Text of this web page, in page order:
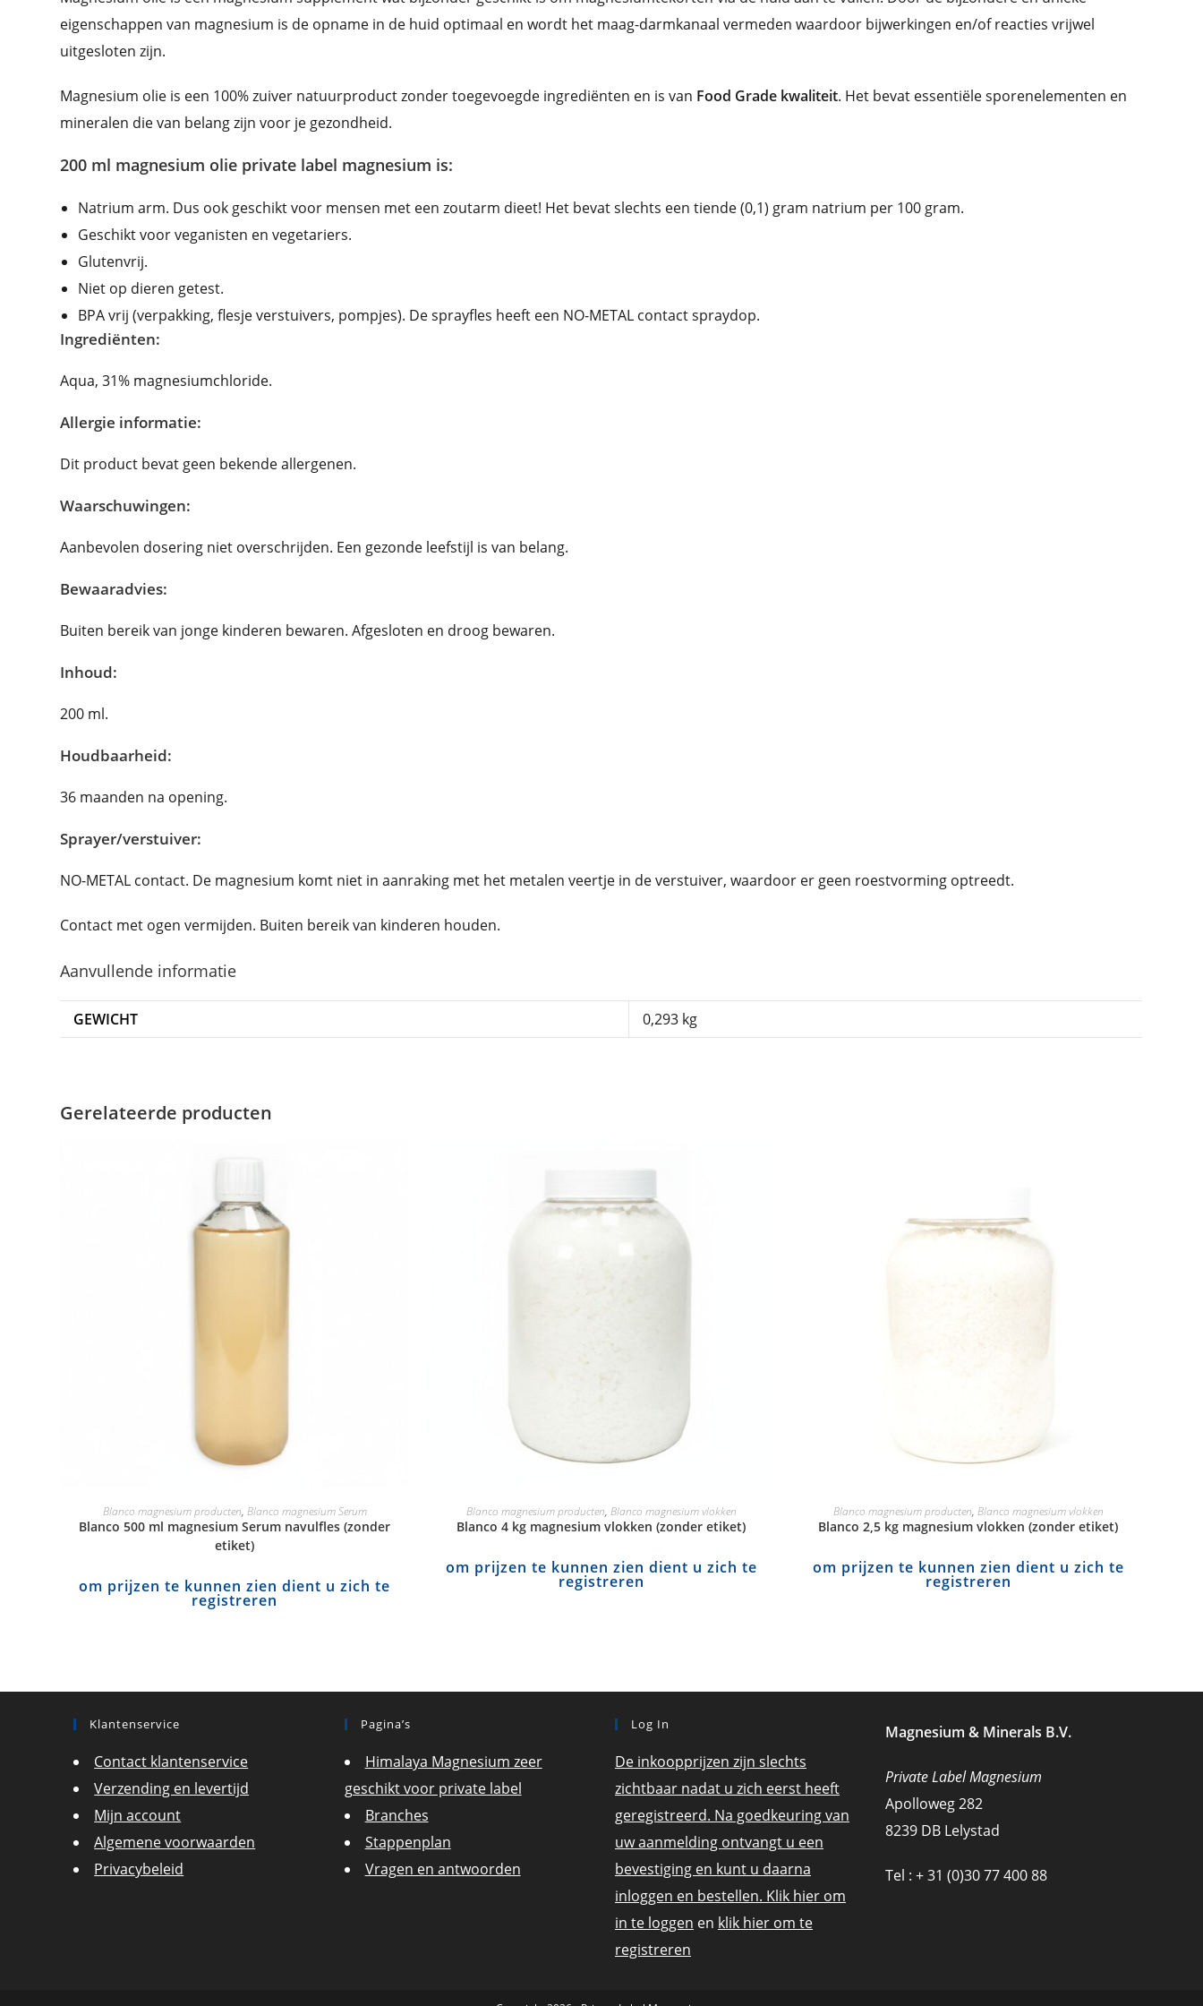
eigenschappen van magnesium is de opname in de huid optimaal en wordt het maag-darmkanaal vermeden waardoor bijwerkingen en/of reacties vrijwel
uitgesloten zijn.
Magnesium olie is een 100% zuiver natuurproduct zonder toegevoegde ingrediënten en is van Food Grade kwaliteit. Het bevat essentiële sporenelementen en
mineralen die van belang zijn voor je gezondheid.
200 ml magnesium olie private label magnesium is:
Natrium arm. Dus ook geschikt voor mensen met een zoutarm dieet! Het bevat slechts een tiende (0,1) gram natrium per 100 gram.
Geschikt voor veganisten en vegetariers.
Glutenvrij.
Niet op dieren getest.
BPA vrij (verpakking, flesje verstuivers, pompjes). De sprayfles heeft een NO-METAL contact spraydop.
Ingrediënten:
Aqua, 31% magnesiumchloride.
Allergie informatie:
Dit product bevat geen bekende allergenen.
Waarschuwingen:
Aanbevolen dosering niet overschrijden. Een gezonde leefstijl is van belang.
Bewaaradvies:
Buiten bereik van jonge kinderen bewaren. Afgesloten en droog bewaren.
Inhoud:
200 ml.
Houdbaarheid:
36 maanden na opening.
Sprayer/verstuiver:
NO-METAL contact. De magnesium komt niet in aanraking met het metalen veertje in de verstuiver, waardoor er geen roestvorming optreedt.
Contact met ogen vermijden. Buiten bereik van kinderen houden.
Aanvullende informatie
GEWICHT 0,293 kg
Gerelateerde producten
Blanco magnesium producten, Blanco magnesium Serum
Blanco 500 ml magnesium Serum navulfles (zonder
etiket)
om prijzen te kunnen zien dient u zich te
registreren
Blanco magnesium producten, Blanco magnesium vlokken
Blanco 4 kg magnesium vlokken (zonder etiket)
om prijzen te kunnen zien dient u zich te
registreren
Blanco magnesium producten, Blanco magnesium vlokken
Blanco 2,5 kg magnesium vlokken (zonder etiket)
om prijzen te kunnen zien dient u zich te
registreren
Klantenservice
Contact klantenservice
Verzending en levertijd
Mijn account
Algemene voorwaarden
Privacybeleid
Pagina’s
Himalaya Magnesium zeer
geschikt voor private label
Branches
Stappenplan
Vragen en antwoorden
Log In
De inkoopprijzen zijn slechts
zichtbaar nadat u zich eerst heeft
geregistreerd. Na goedkeuring van
uw aanmelding ontvangt u een
bevestiging en kunt u daarna
inloggen en bestellen. Klik hier om
in te loggen en klik hier om te
registreren
Magnesium & Minerals B.V.
Private Label Magnesium
Apolloweg 282
8239 DB Lelystad
Tel : + 31 (0)30 77 400 88